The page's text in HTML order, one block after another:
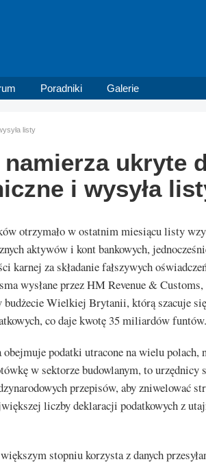
Poradniki Galerie
listy
namierza ukryte
i wysyła
otrzymało w ostatnim miesiącu listy
aktywów i kont bankowych,
karnej za składanie fałszywych
wysłane przez HM Revenue & Customs,
Wielkiej Brytanii, którą szacuje
co daje kwotę 35 miliardów funtów.
obejmuje podatki utracone na wielu polach,
w sektorze budowlanym, to urzędnicy
przepisów, aby zniwelować
liczby deklaracji podatkowych z
stopniu korzysta z danych